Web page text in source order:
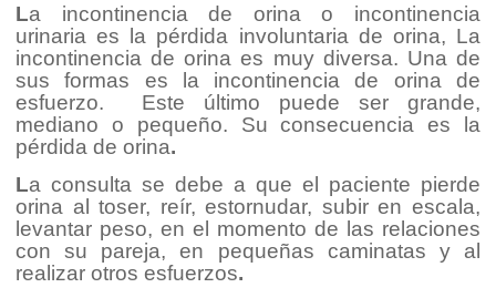
La incontinencia de orina o incontinencia
urinaria es la pérdida involuntaria de orina, La
incontinencia de orina es muy diversa. Una de
sus formas es la incontinencia de orina de
esfuerzo. Este último puede ser grande,
mediano o pequeño. Su consecuencia es la
pérdida de orina.
La consulta se debe a que el paciente pierde
orina al toser, reír, estornudar, subir en escala,
levantar peso, en el momento de las relaciones
con su pareja, en pequeñas caminatas y al
realizar otros esfuerzos.